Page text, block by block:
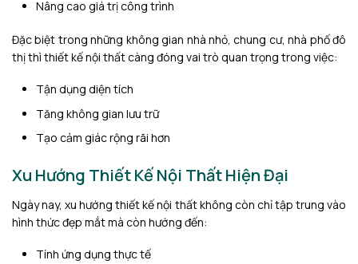
Nâng cao giá trị công trình
Đặc biệt trong những không gian nhà nhỏ, chung cư, nhà phố đô
thị thì thiết kế nội thất càng đóng vai trò quan trọng trong việc:
Tận dụng diện tích
Tăng không gian lưu trữ
Tạo cảm giác rộng rãi hơn
Xu Hướng Thiết Kế Nội Thất Hiện Đại
Ngày nay, xu hướng thiết kế nội thất không còn chỉ tập trung vào
hình thức đẹp mắt mà còn hướng đến:
Tính ứng dụng thực tế